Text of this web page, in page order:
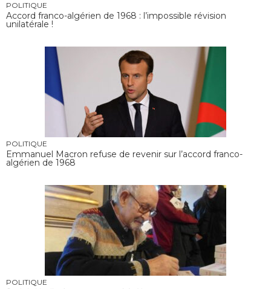
POLITIQUE
Accord franco-algérien de 1968 : l’impossible révision
unilatérale !
POLITIQUE
Emmanuel Macron refuse de revenir sur l’accord franco-
algérien de 1968
POLITIQUE